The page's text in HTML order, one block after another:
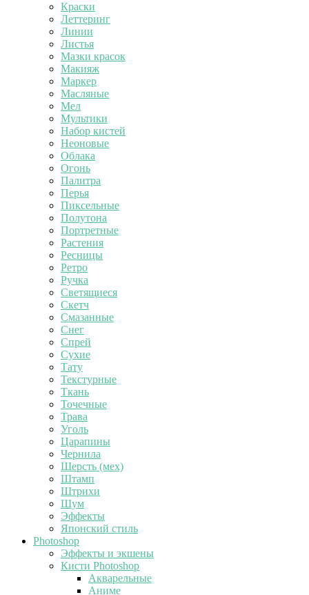
Краски
Леттеринг
Линии
Листья
Мазки красок
Макияж
Маркер
Масляные
Мел
Мультики
Набор кистей
Неоновые
Облака
Огонь
Палитра
Перья
Пиксельные
Полутона
Портретные
Растения
Ресницы
Ретро
Ручка
Светящиеся
Скетч
Смазанные
Снег
Спрей
Сухие
Тату
Текстурные
Ткань
Точечные
Трава
Уголь
Царапины
Чернила
Шерсть (мех)
Штамп
Штрихи
Шум
Эффекты
Японский стиль
Photoshop
Эффекты и экшены
Кисти Photoshop
Акварельные
Аниме